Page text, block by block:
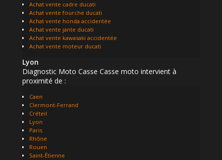
Achat vente cadre ducati
Achat vente fourche ducati
Achat vente honda accidentée
Achat vente jante ducati
Achat vente kawasaki accidentée
Achat vente moteur ducati
Lyon
Diagnostic Moto Casse Casse moto intervient à
proximité de :
Caen
Clermont-Ferrand
Créteil
Lyon
Paris
Rhône
Rouen
Saint-Étienne